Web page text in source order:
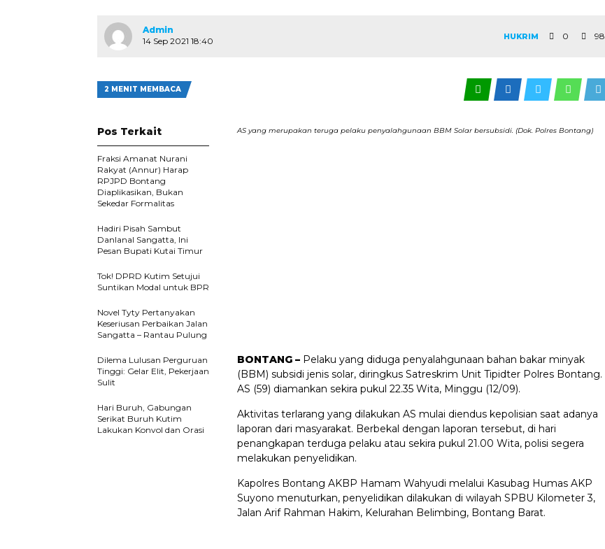
Admin
14 Sep 2021 18:40
HUKRIM 0 98
2 MENIT MEMBACA
AS yang merupakan teruga pelaku penyalahgunaan BBM Solar bersubsidi. (Dok. Polres Bontang)
BONTANG – Pelaku yang diduga penyalahgunaan bahan bakar minyak
(BBM) subsidi jenis solar, diringkus Satreskrim Unit Tipidter Polres Bontang.
AS (59) diamankan sekira pukul 22.35 Wita, Minggu (12/09).
Aktivitas terlarang yang dilakukan AS mulai diendus kepolisian saat adanya
laporan dari masyarakat. Berbekal dengan laporan tersebut, di hari
penangkapan terduga pelaku atau sekira pukul 21.00 Wita, polisi segera
melakukan penyelidikan.
Kapolres Bontang AKBP Hamam Wahyudi melalui Kasubag Humas AKP
Suyono menuturkan, penyelidikan dilakukan di wilayah SPBU Kilometer 3,
Jalan Arif Rahman Hakim, Kelurahan Belimbing, Bontang Barat.
Pos Terkait
Fraksi Amanat Nurani
Rakyat (Annur) Harap
RPJPD Bontang
Diaplikasikan, Bukan
Sekedar Formalitas
Hadiri Pisah Sambut
Danlanal Sangatta, Ini
Pesan Bupati Kutai Timur
Tok! DPRD Kutim Setujui
Suntikan Modal untuk BPR
Novel Tyty Pertanyakan
Keseriusan Perbaikan Jalan
Sangatta – Rantau Pulung
Dilema Lulusan Perguruan
Tinggi: Gelar Elit, Pekerjaan
Sulit
Hari Buruh, Gabungan
Serikat Buruh Kutim
Lakukan KonvoI dan Orasi